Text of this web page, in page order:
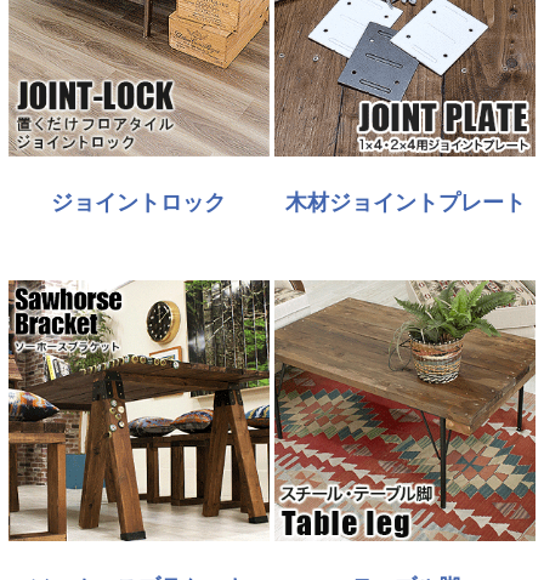
ジョイントロック 木材ジョイントプレート